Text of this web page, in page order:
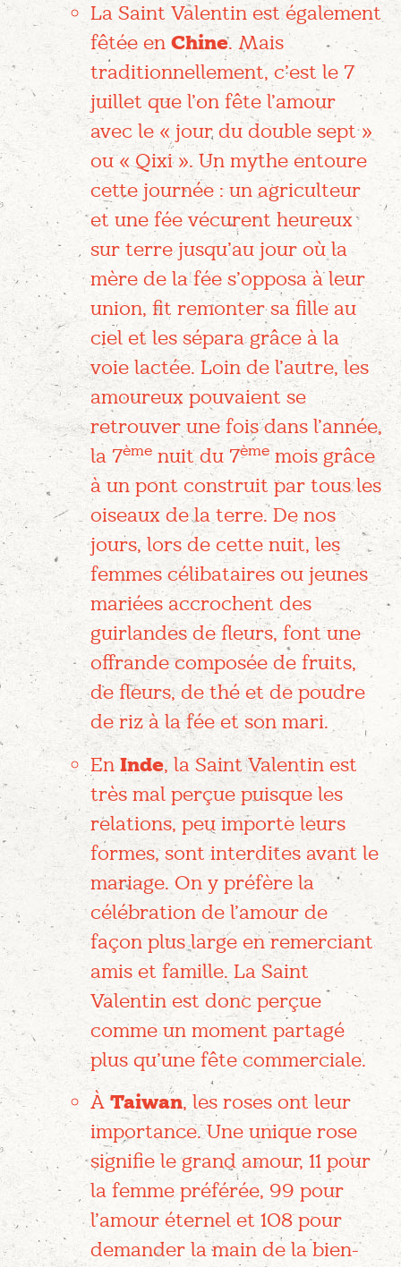
La Saint Valentin est également
fêtée en Chine. Mais
traditionnellement, c’est le 7
juillet que l’on fête l’amour
avec le « jour du double sept »
ou « Qixi ». Un mythe entoure
cette journée : un agriculteur
et une fée vécurent heureux
sur terre jusqu’au jour où la
mère de la fée s’opposa à leur
union, fit remonter sa fille au
ciel et les sépara grâce à la
voie lactée. Loin de l’autre, les
amoureux pouvaient se
retrouver une fois dans l’année,
la 7èmenuit du 7èmemois grâce
à un pont construit par tous les
oiseaux de la terre. De nos
jours, lors de cette nuit, les
femmes célibataires ou jeunes
mariées accrochent des
guirlandes de fleurs, font une
offrande composée de fruits,
de fleurs, de thé et de poudre
de riz à la fée et son mari.
EnInde, la Saint Valentin est
très mal perçue puisque les
relations, peu importe leurs
formes, sont interdites avant le
mariage. On y préfère la
célébration de l’amour de
façon plus large en remerciant
amis et famille. La Saint
Valentin est donc perçue
comme un moment partagé
plus qu’une fête commerciale.
À Taiwan, les roses ont leur
importance. Une unique rose
signifie le grand amour, 11 pour
la femme préférée, 99 pour
l’amour éternel et 108 pour
demander la main de la bien-